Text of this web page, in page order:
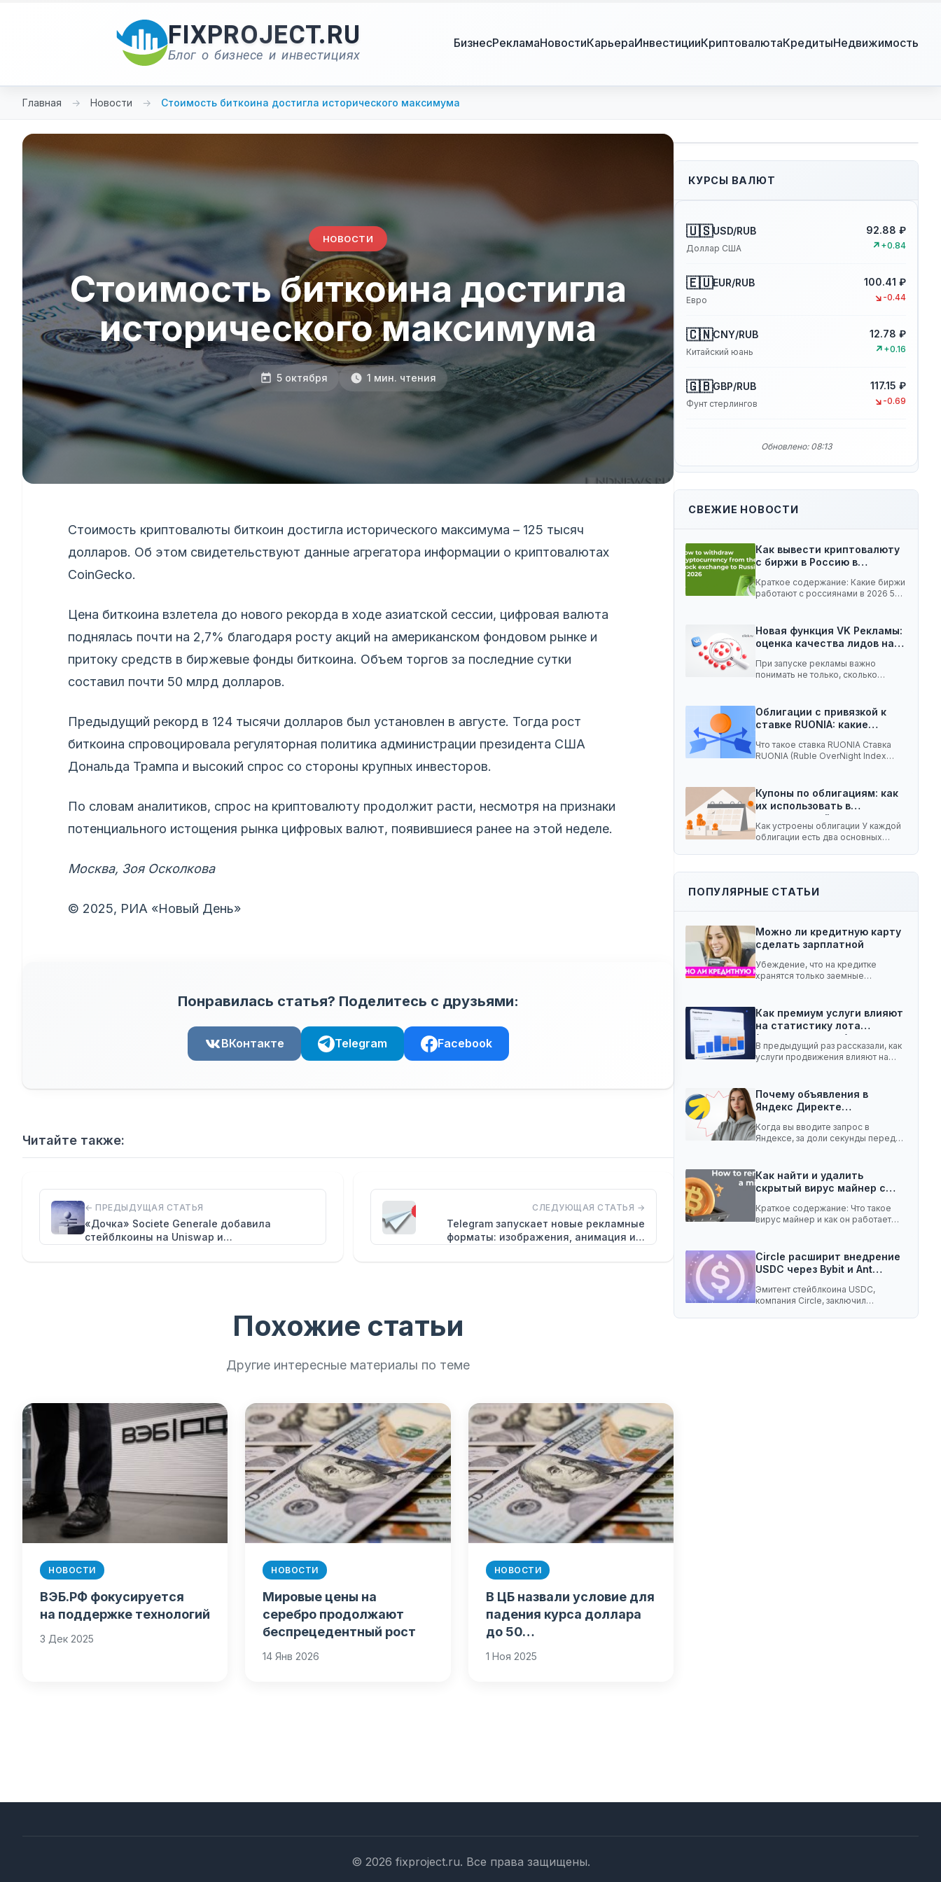
FIXPROJECT.RU
Блог о бизнесе и инвестициях
БизнесРекламаНовостиКарьераИнвестицииКриптовалютаКредитыНедвижимость
Главная → Новости → Стоимость биткоина достигла исторического максимума
НОВОСТИ
Стоимость биткоина достигла
исторического максимума
5 октября 1 мин. чтения
Стоимость криптовалюты биткоин достигла исторического максимума – 125 тысяч
долларов. Об этом свидетельствуют данные агрегатора информации о криптовалютах
CoinGecko.
Цена биткоина взлетела до нового рекорда в ходе азиатской сессии, цифровая валюта
поднялась почти на 2,7% благодаря росту акций на американском фондовом рынке и
притоку средств в биржевые фонды биткоина. Объем торгов за последние сутки
составил почти 50 млрд долларов.
Предыдущий рекорд в 124 тысячи долларов был установлен в августе. Тогда рост
биткоина спровоцировала регуляторная политика администрации президента США
Дональда Трампа и высокий спрос со стороны крупных инвесторов.
По словам аналитиков, спрос на криптовалюту продолжит расти, несмотря на признаки
потенциального истощения рынка цифровых валют, появившиеся ранее на этой неделе.
Москва, Зоя Осколкова
© 2025, РИА «Новый День»
Понравилась статья? Поделитесь с друзьями:
ВКонтакте Telegram Facebook
Читайте также:
← ПРЕДЫДУЩАЯ СТАТЬЯ
«Дочка» Societe Generale добавила
стейблкоины на Uniswap и…
СЛЕДУЮЩАЯ СТАТЬЯ →
Telegram запускает новые рекламные
форматы: изображения, анимация и…
Похожие статьи
Другие интересные материалы по теме
НОВОСТИ
ВЭБ.РФ фокусируется
на поддержке технологий
3 Дек 2025
НОВОСТИ
Мировые цены на
серебро продолжают
беспрецедентный рост
14 Янв 2026
НОВОСТИ
В ЦБ назвали условие для
падения курса доллара
до 50…
1 Ноя 2025
КУРСЫ ВАЛЮТ
🇺🇸USD/RUB
Доллар США
92.88 ₽
↗ +0.84
🇪🇺EUR/RUB
Евро
100.41 ₽
↘ -0.44
🇨🇳CNY/RUB
Китайский юань
12.78 ₽
↗ +0.16
🇬🇧GBP/RUB
Фунт стерлингов
117.15 ₽
↘ -0.69
Обновлено: 08:13
СВЕЖИЕ НОВОСТИ
Как вывести криптовалюту
с биржи в Россию в…
Краткое содержание: Какие биржи
работают с россиянами в 2026 5
Новая функция VK Рекламы:
оценка качества лидов на…
При запуске рекламы важно
понимать не только, сколько
Облигации с привязкой к
ставке RUONIA: какие
Что такое ставка RUONIA Ставка
RUONIA (Ruble OverNight Index
Купоны по облигациям: как
их использовать в
долгосрочной…
Как устроены облигации У каждой
облигации есть два основных
ПОПУЛЯРНЫЕ СТАТЬИ
Можно ли кредитную карту
сделать зарплатной
Убеждение, что на кредитке
хранятся только заемные
Как премиум услуги влияют
на статистику лота
(телеграм-канал)
В предыдущий раз рассказали, как
услуги продвижения влияют на
Почему объявления в
Яндекс Директе
Когда вы вводите запрос в
Яндексе, за доли секунды перед
Как найти и удалить
скрытый вирус майнер с…
Краткое содержание: Что такое
вирус майнер и как он работает
Circle расширит внедрение
USDC через Bybit и Ant…
Эмитент стейблкоина USDC,
компания Circle, заключил
© 2026 fixproject.ru. Все права защищены.